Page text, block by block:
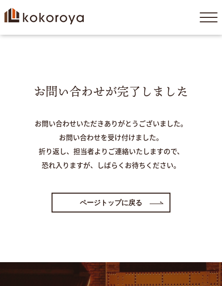
コ
お問い合わせが完了しました
お問い合わせいただきありがとうございました。
お問い合わせを受け付けました。
折り返し、担当者よりご連絡いたしますので、
恐れ入りますが、しばらくお待ちください。
ページトップに戻る